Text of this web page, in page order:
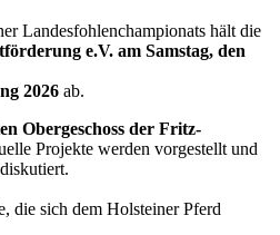
Landesfohlenchampionats hält die
e.V. am Samstag, den
2026 ab.
Obergeschoss der Fritz-
Projekte werden vorgestellt und
die sich dem Holsteiner Pferd